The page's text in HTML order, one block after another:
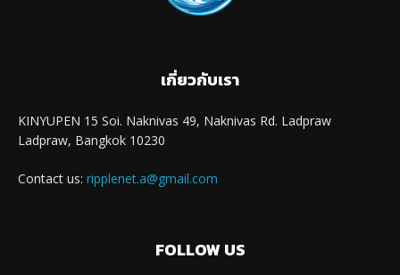
เกี่ยวกับเรา
KINYUPEN 15 Soi. Naknivas 49, Naknivas Rd. Ladpraw
Ladpraw, Bangkok 10230
Contact us: ripplenet.a@gmail.com
FOLLOW US